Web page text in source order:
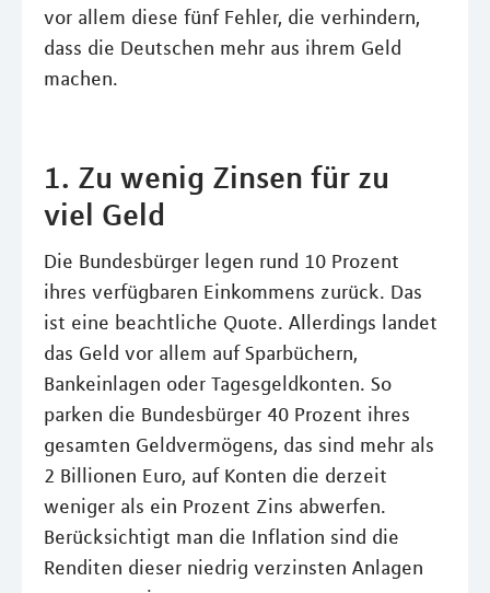
vor allem diese fünf Fehler, die verhindern,
dass die Deutschen mehr aus ihrem Geld
machen.
1. Zu wenig Zinsen für zu
viel Geld
Die Bundesbürger legen rund 10 Prozent
ihres verfügbaren Einkommens zurück. Das
ist eine beachtliche Quote. Allerdings landet
das Geld vor allem auf Sparbüchern,
Bankeinlagen oder Tagesgeldkonten. So
parken die Bundesbürger 40 Prozent ihres
gesamten Geldvermögens, das sind mehr als
2 Billionen Euro, auf Konten die derzeit
weniger als ein Prozent Zins abwerfen.
Berücksichtigt man die Inflation sind die
Renditen dieser niedrig verzinsten Anlagen